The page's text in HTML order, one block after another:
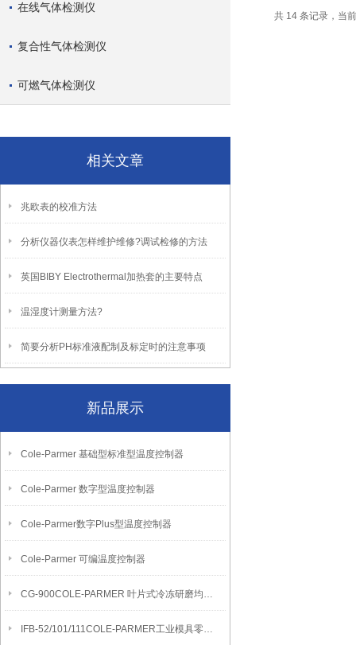
在线气体检测仪
复合性气体检测仪
可燃气体检测仪
相关文章
兆欧表的校准方法
分析仪器仪表怎样维护维修?调试检修的方法
英国BIBY Electrothermal加热套的主要特点
温湿度计测量方法?
简要分析PH标准液配制及标定时的注意事项
新品展示
Cole-Parmer 基础型标准型温度控制器
Cole-Parmer 数字型温度控制器
Cole-Parmer数字Plus型温度控制器
Cole-Parmer 可编温度控制器
CG-900COLE-PARMER 叶片式冷冻研磨均质机
IFB-52/101/111COLE-PARMER工业模具零件清洁流化沙浴
共 14 条记录，当